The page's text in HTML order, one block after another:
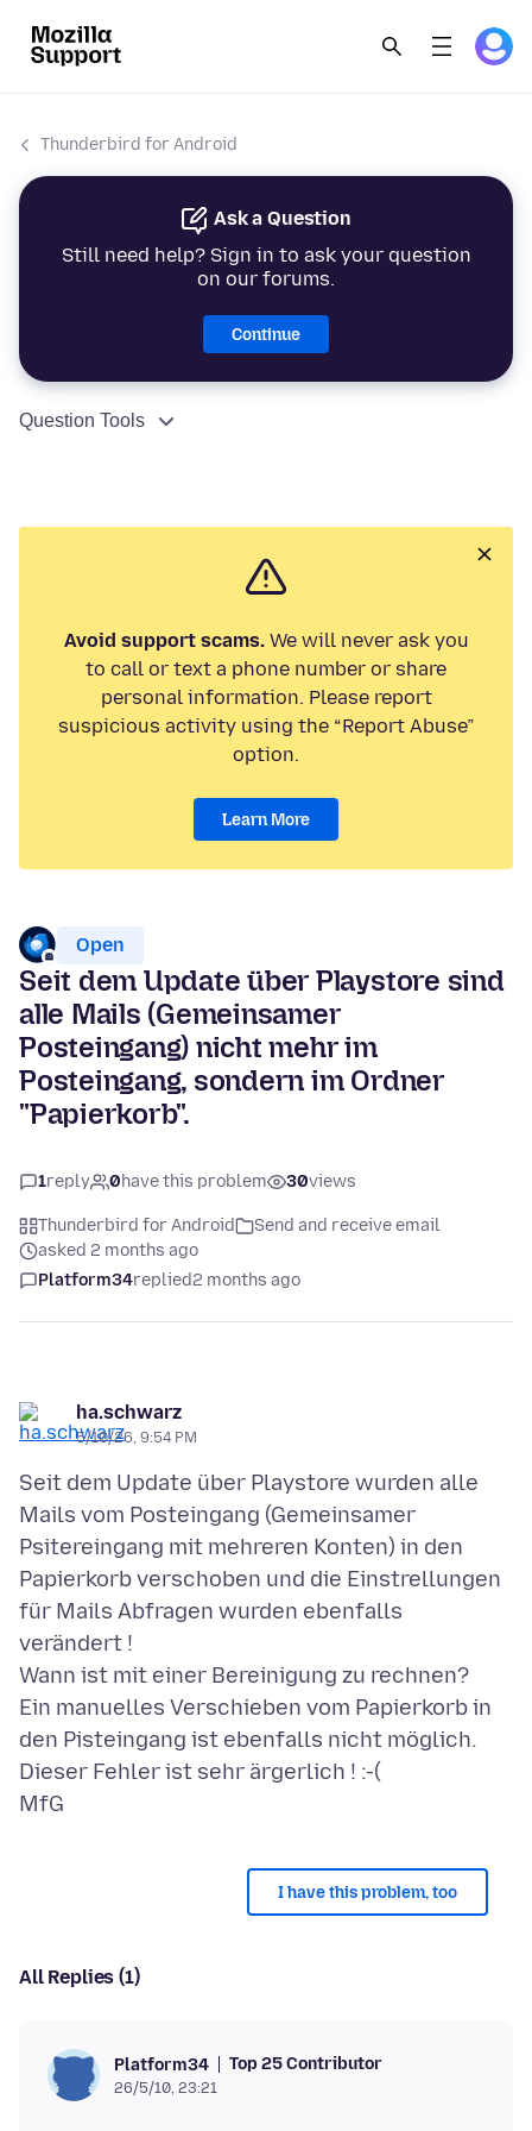
Thunderbird for Android
Ask a Question
Still need help? Sign in to ask your question
on our forums.
Continue
Question Tools
Avoid support scams.We will never ask you
to call or text a phone number or share
personal information. Please report
suspicious activity using the “Report Abuse”
option.
Learn More
Open
Seit dem Update über Playstore sind
alle Mails (Gemeinsamer
Posteingang) nicht mehr im
Posteingang, sondern im Ordner
"Papierkorb".
1reply 0have this problem 30views
Thunderbird for Android
Send and receive email
asked 2 months ago
Platform34replied2 months ago
ha.schwarz
5/10/26, 9:54 PM
Seit dem Update über Playstore wurden alle
Mails vom Posteingang (Gemeinsamer
Psitereingang mit mehreren Konten) in den
Papierkorb verschoben und die Einstrellungen
für Mails Abfragen wurden ebenfalls
verändert !
Wann ist mit einer Bereinigung zu rechnen?
Ein manuelles Verschieben vom Papierkorb in
den Pisteingang ist ebenfalls nicht möglich.
Dieser Fehler ist sehr ärgerlich ! :-(
I have this problem, too
All Replies (1)
Platform34 Top 25 Contributor
26/5/10, 23:21